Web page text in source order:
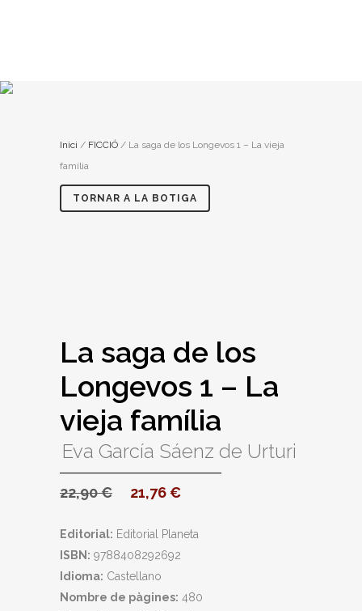
Inici / FICCIÓ / La saga de los Longevos 1 – La vieja
família
TORNAR A LA BOTIGA
La saga de los
Longevos 1 – La
vieja família
Eva García Sáenz de Urturi
22,90€ 21,76€
Editorial: Editorial Planeta
ISBN: 9788408292692
Idioma: Castellano
Nombre de pàgines: 480